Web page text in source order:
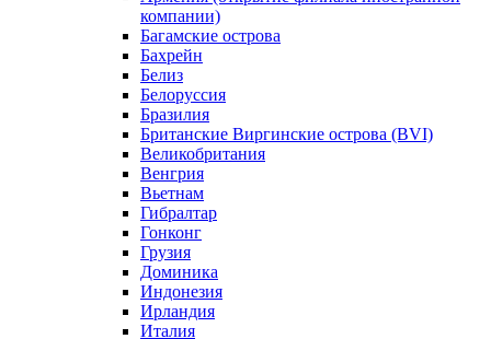
компании)
Багамские острова
Бахрейн
Белиз
Белоруссия
Бразилия
Британские Виргинские острова (BVI)
Великобритания
Венгрия
Вьетнам
Гибралтар
Гонконг
Грузия
Доминика
Индонезия
Ирландия
Италия